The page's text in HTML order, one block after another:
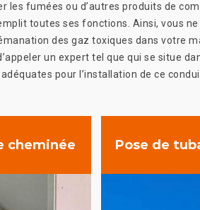
les fumées ou d’autres produits de
toutes ses fonctions. Ainsi, vous
des gaz toxiques dans votre
un expert tel que qui se situe
pour l’installation de ce
cheminée Pose de